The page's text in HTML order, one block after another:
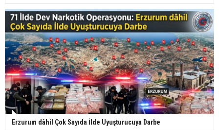
Erzurum dâhil Çok Sayıda İlde Uyuşturucuya Darbe